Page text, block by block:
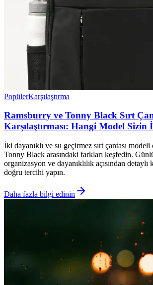
PopülerKarşılaştırma
Ramsburry ve Tonny Black Sırt
Karşılaştırması: Hangi Model Sizin
İki dayanıklı ve su geçirmez sırt çantası
Tonny Black arasındaki farkları keşfedin.
organizasyon ve dayanıklılık açısından detaylı
doğru tercihi yapın.
Daha fazla bilgi edinin